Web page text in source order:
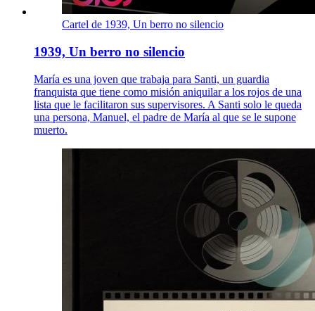
Cartel de 1939, Un berro no silencio
1939, Un berro no silencio
María es una joven que trabaja para Santi, un guardia
franquista que tiene como misión aniquilar a los rojos de una
lista que le facilitaron sus supervisores. A Santi solo le queda
una persona, Manuel, el padre de María al que se le supone
muerto.